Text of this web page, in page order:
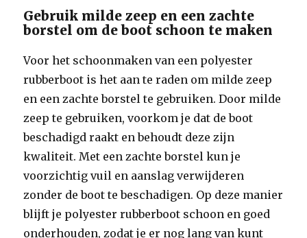
Gebruik milde zeep en een zachte
borstel om de boot schoon te maken
Voor het schoonmaken van een polyester
rubberboot is het aan te raden om milde zeep
en een zachte borstel te gebruiken. Door milde
zeep te gebruiken, voorkom je dat de boot
beschadigd raakt en behoudt deze zijn
kwaliteit. Met een zachte borstel kun je
voorzichtig vuil en aanslag verwijderen
zonder de boot te beschadigen. Op deze manier
blijft je polyester rubberboot schoon en goed
onderhouden, zodat je er nog lang van kunt